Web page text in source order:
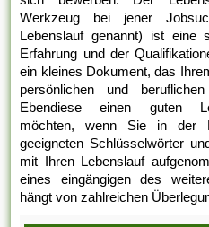
Werkzeug bei jener
Lebenslauf genannt) ist eine
Erfahrung und der
ein kleines Dokument, das
persönlichen und
Ebendiese einen guten
möchten, wenn Sie in der
geeigneten Schlüsselwörter
mit Ihren Lebenslauf
eines eingängigen des
hängt von zahlreichen